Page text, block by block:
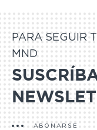
PARA SEGUIR
MND
ABONARSE